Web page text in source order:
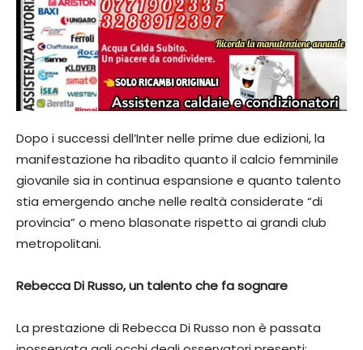
Dopo i successi dell’Inter nelle prime due edizioni, la
manifestazione ha ribadito quanto il calcio femminile
giovanile sia in continua espansione e quanto talento
stia emergendo anche nelle realtà considerate “di
provincia” o meno blasonate rispetto ai grandi club
metropolitani.
Rebecca Di Russo, un talento che fa sognare
La prestazione di Rebecca Di Russo non è passata